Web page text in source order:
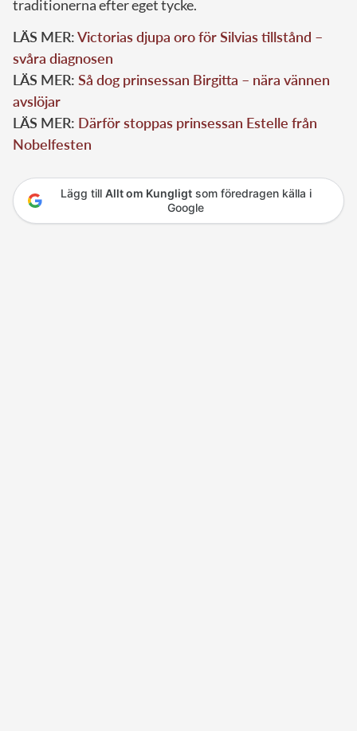
traditionerna efter eget tycke.
LÄS MER:Victorias djupa oro för Silvias tillstånd –
svåra diagnosen
LÄS MER: Så dog prinsessan Birgitta – nära vännen
avslöjar
LÄS MER: Därför stoppas prinsessan Estelle från
Nobelfesten
Lägg till Allt om Kungligtsom föredragen källa i
Google